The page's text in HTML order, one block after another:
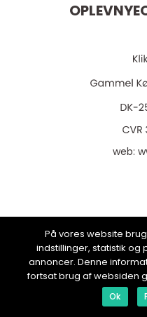
web:
På vores website
indstillinger, statistik og
annoncer. Denne
fortsat brug af websiden
Ok